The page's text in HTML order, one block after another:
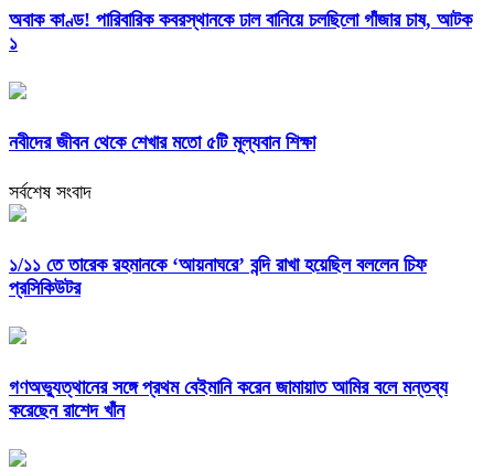
অবাক কাণ্ড! পারিবারিক কবরস্থানকে ঢাল বানিয়ে চলছিলো গাঁজার চাষ, আটক
১
নবীদের জীবন থেকে শেখার মতো ৫টি মূল্যবান শিক্ষা
সর্বশেষ সংবাদ
১/১১ তে তারেক রহমানকে ‘আয়নাঘরে’ বন্দি রাখা হয়েছিল বললেন চিফ
প্রসিকিউটর
গণঅভ্যুত্থানের সঙ্গে প্রথম বেইমানি করেন জামায়াত আমির বলে মন্তব্য
করেছেন রাশেদ খাঁন